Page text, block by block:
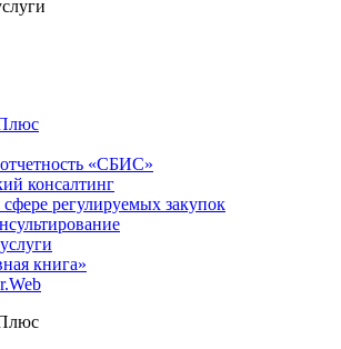
«СБИС»
консалтинг
регулируемых закупок
книга»